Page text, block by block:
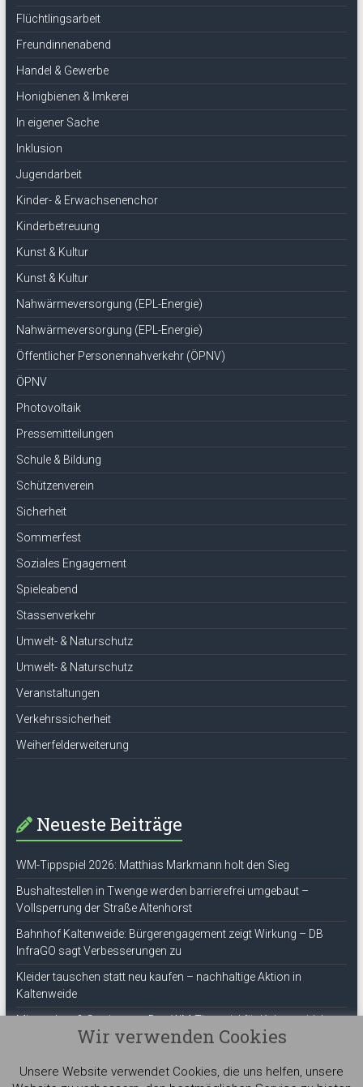
Flüchtlingsarbeit
Freundinnenabend
Handel & Gewerbe
Honigbienen & Imkerei
In eigener Sache
Inklusion
Jugendarbeit
Kinder- & Erwachsenenchor
Kinderbetreuung
Kunst & Kultur
Kunst & Kultur
Nahwärmeversorgung (EPL-Energie)
Nahwärmeversorgung (EPL-Energie)
Öffentlicher Personennahverkehr (ÖPNV)
ÖPNV
Photovoltaik
Pressemitteilungen
Schule & Bildung
Schützenverein
Sicherheit
Sommerfest
Soziales Engagement
Spieleabend
Stassenverkehr
Umwelt- & Naturschutz
Umwelt- & Naturschutz
Veranstaltungen
Verkehrssicherheit
Weiherfelderweiterung
Neueste Beiträge
WM-Tippspiel 2026: Matthias Markmann holt den Sieg
Bushaltestellen in Twenge werden barrierefrei umgebaut –
Vollsperrung der Straße Altenhorst
Bahnhof Kaltenweide: Bürgerengagement zeigt Wirkung – DB
InfraGO sagt Verbesserungen zu
Kleider tauschen statt neu kaufen – nachhaltige Aktion in
Kaltenweide
Mitmachen & Gewinnen – Das WM-Tippspiel für Kaltenweide!
ThemeGrill
Wir verwenden Cookies
Unsere Website verwendet Cookies, die uns helfen, unsere